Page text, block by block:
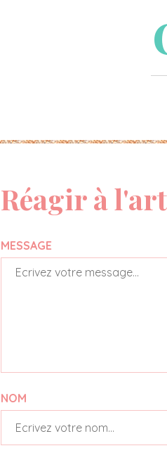
Réagir à
MESSAGE
NOM